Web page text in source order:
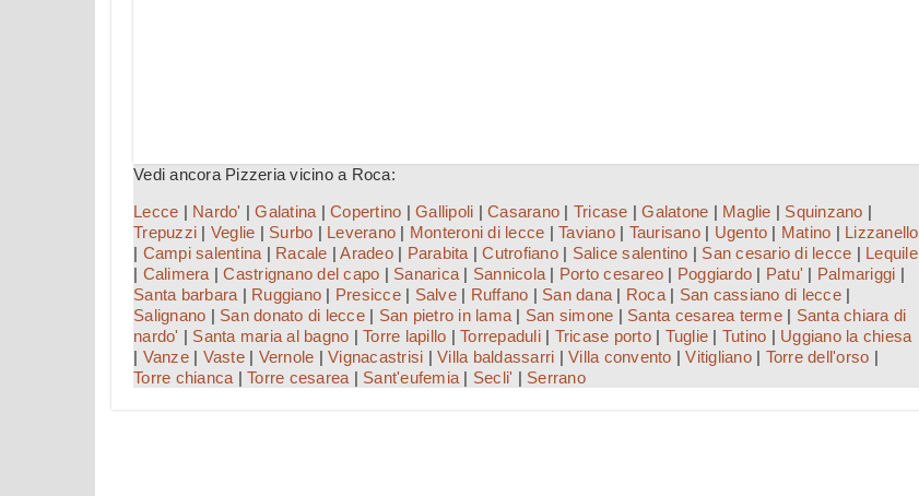
Vedi ancora Pizzeria vicino a Roca:
Lecce | Nardo' |Galatina | Copertino | Gallipoli | Casarano | Tricase |Galatone | Maglie | Squinzano |
Trepuzzi | Veglie | Surbo | Leverano | Monteroni di lecce | Taviano| Taurisano| Ugento | Matino | Lizzanello
| Campi salentina | Racale |Aradeo| Parabita |Cutrofiano| Salice salentino | San cesario di lecce | Lequile
| Calimera |Castrignano del capo | Sanarica | Sannicola | Porto cesareo | Poggiardo | Patu' | Palmariggi |
Santa barbara | Ruggiano | Presicce| Salve| Ruffano | San dana | Roca| San cassiano di lecce|
Salignano | San donato di lecce| San pietro in lama | San simone | Santa cesarea terme| Santa chiara di
nardo' | Santa maria al bagno | Torre lapillo | Torrepaduli| Tricase porto| Tuglie | Tutino | Uggiano la chiesa
| Vanze| Vaste| Vernole | Vignacastrisi | Villa baldassarri | Villa convento |Vitigliano| Torre dell'orso |
Torre chianca | Torre cesarea | Sant'eufemia | Secli' | Serrano